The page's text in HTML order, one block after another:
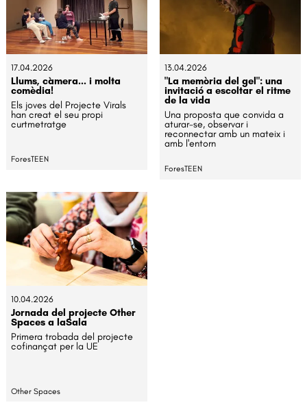
17.04.2026
Llums, càmera... i molta
comèdia!
Els joves del Projecte Virals
han creat el seu propi
curtmetratge
ForesTEEN
13.04.2026
"La memòria del gel": una
invitació a escoltar el ritme
de la vida
Una proposta que convida a
aturar-se, observar i
reconnectar amb un mateix i
amb l'entorn
ForesTEEN
10.04.2026
Jornada del projecte Other
Spaces a laSala
Primera trobada del projecte
cofinançat per la UE
Other Spaces